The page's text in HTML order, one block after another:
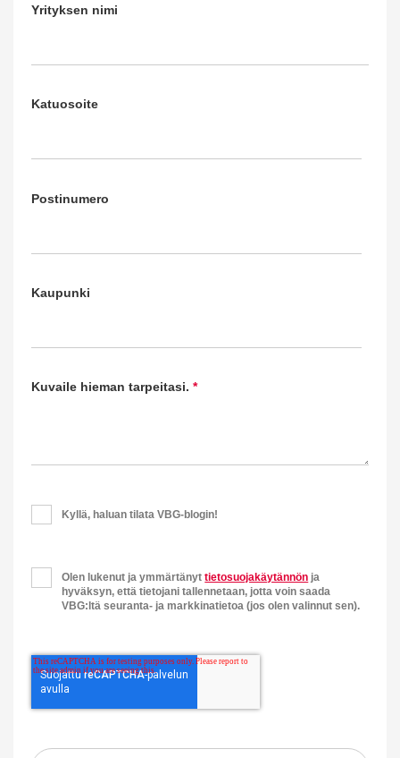
Yrityksen nimi
Katuosoite
Postinumero
Kaupunki
Kuvaile hieman tarpeitasi. *
Kyllä, haluan tilata VBG-blogin!
Olen lukenut ja ymmärtänyttietosuojakäytännön ja
hyväksyn, että tietojani tallennetaan, jotta voin saada
VBG:ltä seuranta- ja markkinatietoa (jos olen valinnut sen).